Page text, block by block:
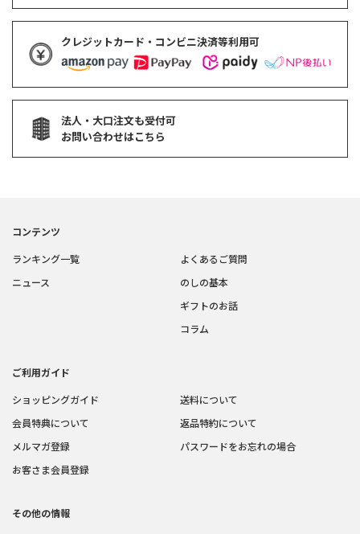
クレジットカード・コンビニ決済等利用可
法人・大口注文も受付可
お問い合わせはこちら
コンテンツ
ランキング一覧
ニュース
よくあるご質問
のしの基本
ギフトのお話
コラム
ご利用ガイド
ショッピングガイド
会員特典について
メルマガ登録
お客さま会員登録
送料について
返品特約について
パスワードをお忘れの場合
その他の情報